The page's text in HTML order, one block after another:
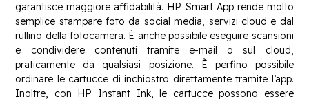
garantisce maggiore affidabilità. HP Smart App rende molto
semplice stampare foto da social media, servizi cloud e dal
rullino della fotocamera. È anche possibile eseguire scansioni
e condividere contenuti tramite e-mail o sul cloud,
praticamente da qualsiasi posizione. È perfino possibile
ordinare le cartucce di inchiostro direttamente tramite l’app.
Inoltre, con HP Instant Ink, le cartucce possono essere